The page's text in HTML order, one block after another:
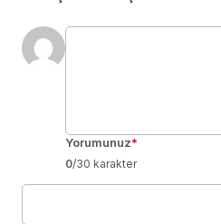
Yorumunuz*
0/30 karakter